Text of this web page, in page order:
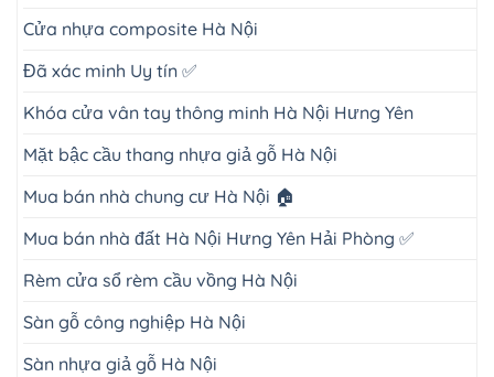
Cửa nhựa composite Hà Nội
Đã xác minh Uy tín ✅
Khóa cửa vân tay thông minh Hà Nội Hưng Yên
Mặt bậc cầu thang nhựa giả gỗ Hà Nội
Mua bán nhà chung cư Hà Nội 🏠
Mua bán nhà đất Hà Nội Hưng Yên Hải Phòng ✅
Rèm cửa sổ rèm cầu vồng Hà Nội
Sàn gỗ công nghiệp Hà Nội
Sàn nhựa giả gỗ Hà Nội